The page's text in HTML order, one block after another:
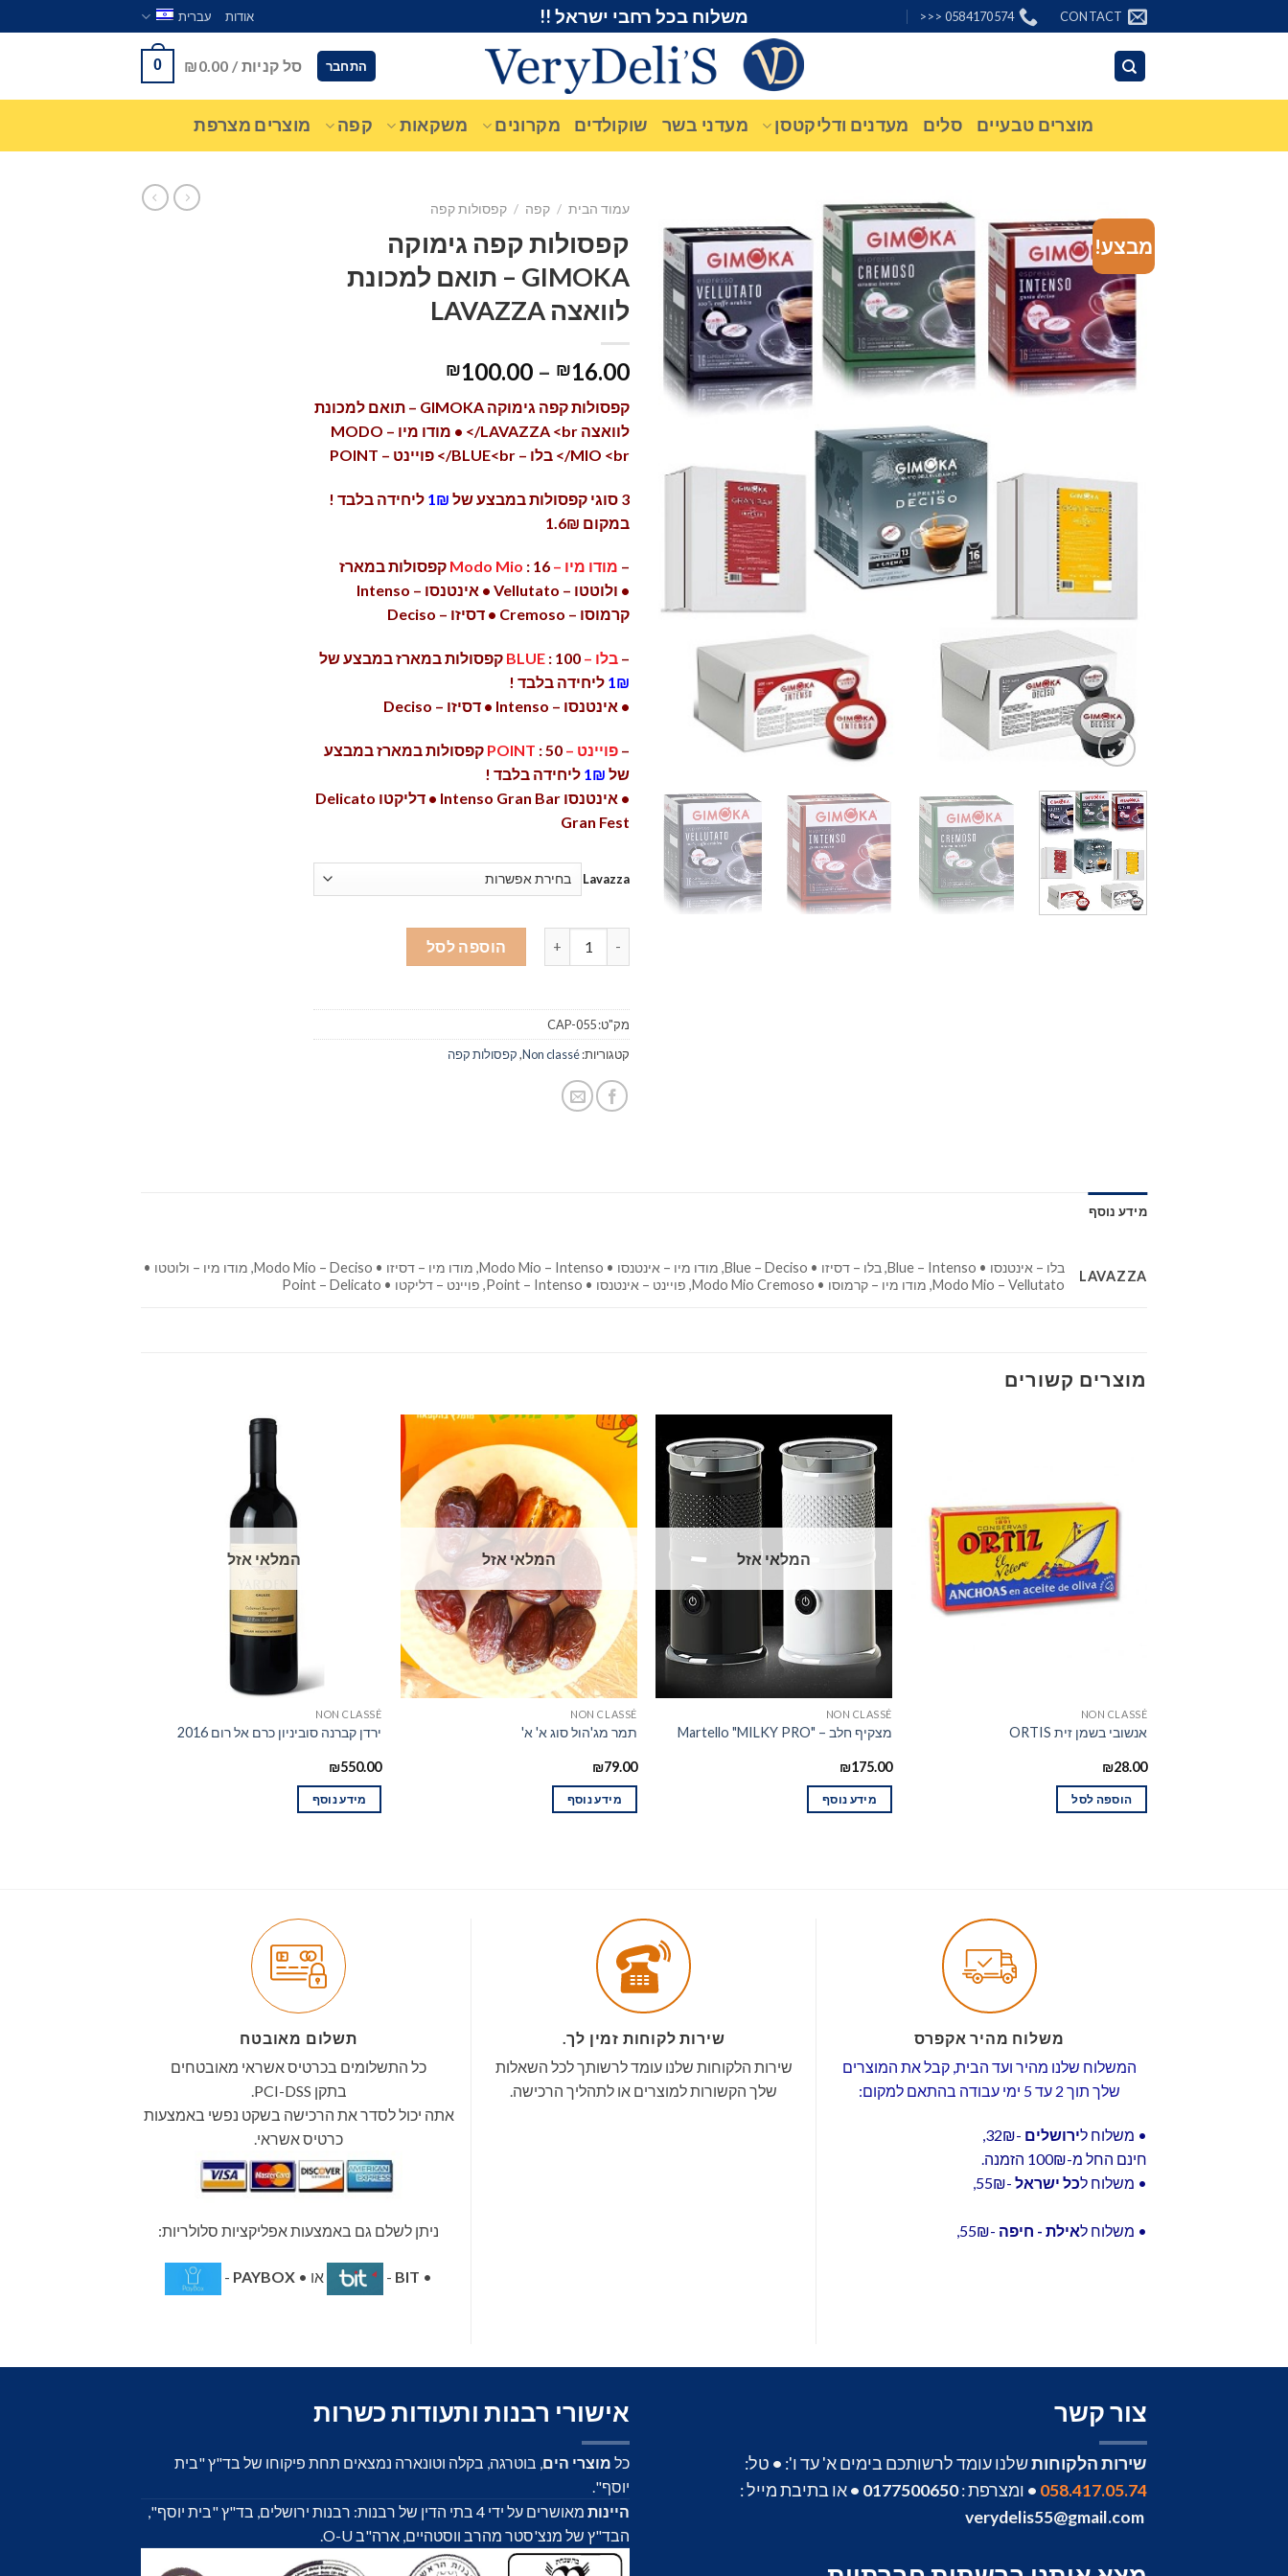
to
CONTACT
0584170574 <<< משלוח בכל רחבי ישראל !! אודות עברית
התחבר סל קניות / ₪0.00
0
מוצרים טבעיים סלים מעדנים ודליקטסן מעדני בשר שוקולדים מקרונים משקאות קפה מוצרים מצרפת
מבצע!
עמוד הבית / קפה / קפסולות קפה
קפסולות קפה גימוקה
GIMOKA – תואם למכונת
לוואצה LAVAZZA
₪16.00
–
₪100.00
קפסולות קפה גימוקה GIMOKA – תואם למכונת
לוואצה LAVAZZA <br/> • מודו מיו – MODO
MIO <br/> בלו – BLUE<br/> פויינט – POINT
3 סוגי קפסולות במבצע של 1₪ ליחידה בלבד !
במקום 1.6₪
– מודו מיו – Modo Mio : 16 קפסולות במארז
• ולוטטו – Vellutato • אינטנסו – Intenso
קרמוסו – Cremoso • דסיזו – Deciso
– בלו – BLUE : 100 קפסולות במארז במבצע של
1₪ ליחידה בלבד !
• אינטנסו – Intenso • דסיזו – Deciso
– פויינט – POINT
: 50 קפסולות במארז במבצע
של 1₪ ליחידה בלבד !
• אינטנסו Intenso Gran Bar • דליקטו Delicato
Gran Fest
Lavazza
כמות של קפסולות קפה גימוקה GIMOKA - תואם למכונת לוואצה LAVAZZA
הוספה לסל
מק"ט:CAP-055
קטגוריות:Non classé
,קפסולות קפה
מידע נוסף
LAVAZZA
בלו – אינטנסו • Blue – Intenso, בלו – דסיזו • Blue – Deciso, מודו מיו – אינטנסו • Modo Mio – Intenso, מודו מיו – דסיזו • Modo Mio – Deciso, מודו מיו – ולוטטו •
Modo Mio – Vellutato, מודו מיו – קרמוסו • Modo Mio Cremoso, פויינט – אינטנסו • Point – Intenso, פויינט – דליקטו • Point – Delicato
מוצרים קשורים
NON CLASSÉ
אנשובי בשמן זית ORTIS
₪28.00
הוספה לסל
המלאי אזל
NON CLASSÉ
מצקיף חלב – "Martello "MILKY PRO
₪175.00
מידע נוסף
המלאי אזל
NON CLASSÉ
תמר מג'הול סוג א' א'
₪79.00
מידע נוסף
המלאי אזל
NON CLASSÉ
ירדן קברנה סוביניון כרם אל רום 2016
₪550.00
מידע נוסף
משלוח מהיר אקפרס
המשלוח שלנו מהיר ועד הבית, קבל את המוצרים
שלך תוך 2 עד 5 ימי עבודה בהתאם למקום:
• משלוח לירושלים -32₪,
חינם החל מ-100₪ הזמנה.
• משלוח לכל ישראל -55₪,
• משלוח לאילת - חיפה -55₪,
שירות לקוחות זמין לך.
שירות הלקוחות שלנו עומד לרשותך לכל השאלות
שלך הקשורות למוצרים או לתהליך הרכישה.
תשלום מאובטח
כל התשלומים בכרטיס אשראי מאובטחים
בתקן PCI-DSS.
אתה יכול לסדר את הרכישה בשקט נפשי באמצעות
כרטיס אשראי.
ניתן לשלם גם באמצעות אפליקציות סלולריות:
•
BIT
- או • PAYBOX
-
צור קשר
שירות הלקוחותשלנו עומד לרשותכם בימים א' עד ו': • טל:
058.417.05.74
• ומצרפת :0177500650
•או בתיבת מייל :
verydelis55@gmail.com
אישורי רבנות ותעודות כשרות
כל מוצרי הים, בוטרגה, בקלה וטונארה נמצאים תחת פיקוחו של בד"ץ "בית
יוסף".
היינות
מאושרים על ידי 4 בתי הדין של רבנות: רבנות ירושלים, בד"ץ "בית יוסף",
הבד"ץ של מנצ'סטר מהרב ווסטהיים, ארה"ב O-U.